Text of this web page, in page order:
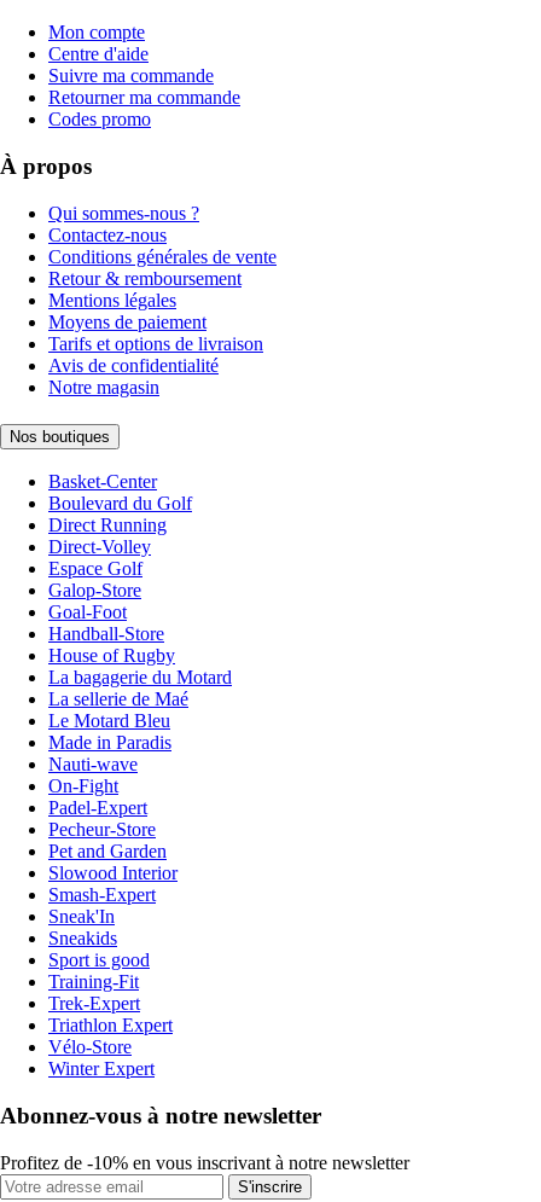
Mon compte
Centre d'aide
Suivre ma commande
Retourner ma commande
Codes promo
À propos
Qui sommes-nous ?
Contactez-nous
Conditions générales de vente
Retour & remboursement
Mentions légales
Moyens de paiement
Tarifs et options de livraison
Avis de confidentialité
Notre magasin
Nos boutiques
Basket-Center
Boulevard du Golf
Direct Running
Direct-Volley
Espace Golf
Galop-Store
Goal-Foot
Handball-Store
House of Rugby
La bagagerie du Motard
La sellerie de Maé
Le Motard Bleu
Made in Paradis
Nauti-wave
On-Fight
Padel-Expert
Pecheur-Store
Pet and Garden
Slowood Interior
Smash-Expert
Sneak'In
Sneakids
Sport is good
Training-Fit
Trek-Expert
Triathlon Expert
Vélo-Store
Winter Expert
Abonnez-vous à notre newsletter
Profitez de -10% en vous inscrivant à notre newsletter
S'inscrire